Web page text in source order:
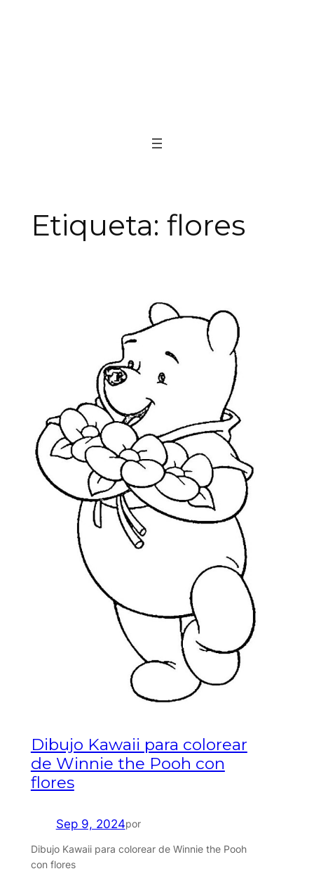
Etiqueta: flores
Dibujo Kawaii para colorear
de Winnie the Pooh con
flores
Sep 9, 2024por
Dibujo Kawaii para colorear de Winnie the Pooh
con flores